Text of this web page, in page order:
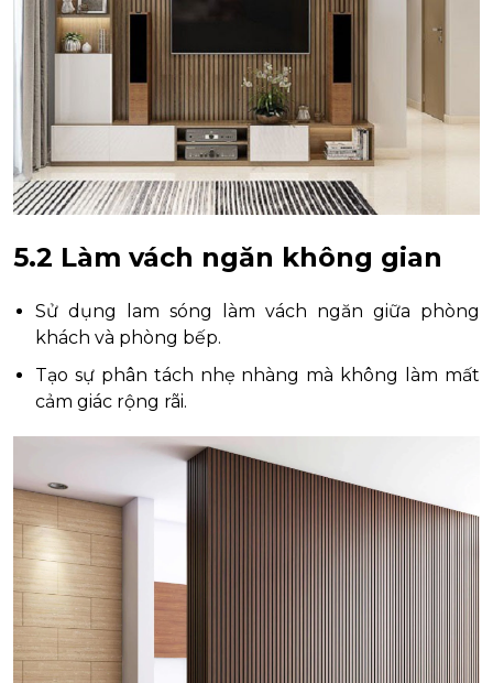
5.2 Làm vách ngăn không gian
Sử dụng lam sóng làm vách ngăn giữa phòng
khách và phòng bếp.
Tạo sự phân tách nhẹ nhàng mà không làm mất
cảm giác rộng rãi.